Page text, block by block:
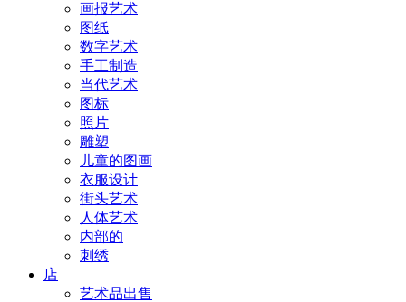
画报艺术
图纸
数字艺术
手工制造
当代艺术
图标
照片
雕塑
儿童的图画
衣服设计
街头艺术
人体艺术
内部的
刺绣
店
艺术品出售